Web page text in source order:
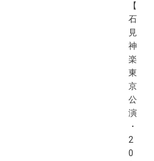
【
石
見
神
楽
東
京
公
演
・
2
0